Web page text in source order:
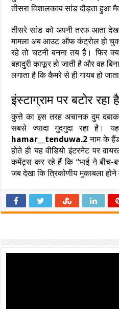
तीसरा विशालकाय सांड दौड़ता हुआ
तीसरे सांड को अपनी तरफ आता
मामला अब आउट ऑफ कंट्रोल हो चुका
रहे तो चटनी बनना तय है। फिर
बहादुरी काफूर हो जाती है और वह
लगाता है कि कैमरे से ही गायब हो
इंस्टाग्राम पर बटोर रहा
कुत्ते का इस तरह अचानक दुम
सबसे ज्यादा गुदगुदा रहा है। यह
hamar__tenduwa.2 नाम के
होते ही यह वीडियो इंटरनेट पर
कमेंट्स कर रहे हैं कि “भाई ने बीच-
जब देखा कि त्रिकोणीय मुकाबला